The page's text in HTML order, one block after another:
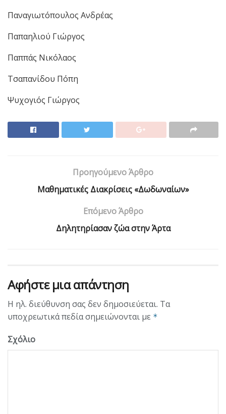
Παναγιωτόπουλος Ανδρέας
Παπαηλιού Γιώργος
Παππάς Νικόλαος
Τσαπανίδου Πόπη
Ψυχογιός Γιώργος
Προηγούμενο Άρθρο
Μαθηματικές Διακρίσεις «Δωδωναίων»
Επόμενο Άρθρο
Δηλητηρίασαν ζώα στην Άρτα
Αφήστε μια απάντηση
Η ηλ. διεύθυνση σας δεν δημοσιεύεται. Τα
υποχρεωτικά πεδία σημειώνονται με *
Σχόλιο